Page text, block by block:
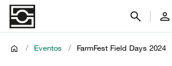
/ Eventos / FarmFest Field Days 2024